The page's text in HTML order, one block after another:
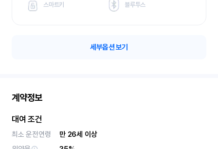
스마트키 블루투스
세부옵션 보기
계약정보
대여 조건
최소 운전연령
만 26세 이상